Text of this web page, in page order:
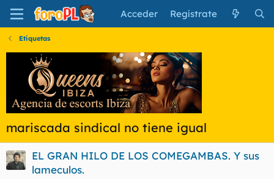
Acceder Regístrate
Etiquetas
mariscada sindical no tiene igual
EL GRAN HILO DE LOS COMEGAMBAS. Y sus
lameculos.